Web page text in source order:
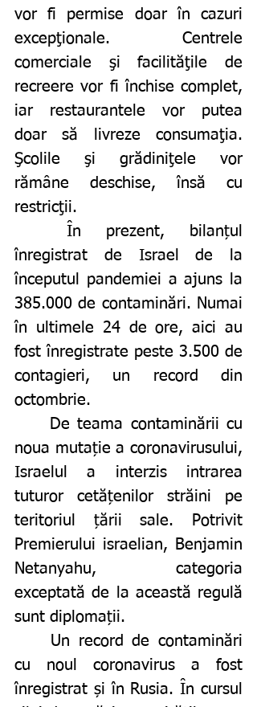
vor fi permise doar în cazuri
excepţionale. Centrele
comerciale şi facilităţile de
recreere vor fi închise complet,
iar restaurantele vor putea
doar să livreze consumaţia.
Şcolile şi grădiniţele vor
rămâne deschise, însă cu
restricţii.
înregistrat de Israel de la
începutul pandemiei a ajuns la
385.000 de contaminări. Numai
în ultimele 24 de ore, aici au
fost înregistrate peste 3.500 de
contagieri, un record din
octombrie.
noua mutație a coronavirusului,
Israelul a interzis intrarea
tuturor cetățenilor străini pe
teritoriul țării sale. Potrivit
Premierului israelian, Benjamin
Netanyahu, categoria
exceptată de la această regulă
sunt diplomații.
cu noul coronavirus a fost
înregistrat și în Rusia. În cursul